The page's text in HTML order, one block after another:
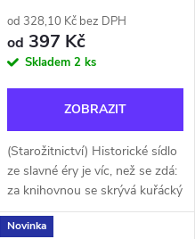
od 328,10 Kč bez DPH
od 397 Kč
Skladem 2 ks
ZOBRAZIT
(Starožitnictví) Historické sídlo
ze slavné éry je víc, než se zdá:
za knihovnou se skrývá kuřácký
salon, kde se kdysi scházela
tajná společnost. Tóny bílého
Novinka